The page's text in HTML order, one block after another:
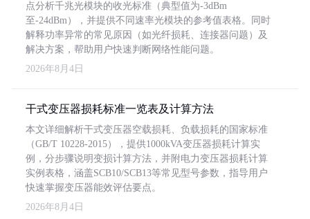
点分析千兆光模块的收光标准（典型值为-3dBm
至-24dBm），并提供不同速率光模块的参考值表格。同时
解释功率异常的常见原因（如光纤损耗、连接器问题）及
解决方案，帮助用户快速判断网络性能问题。
2026年8月4日
干式变压器损耗标准一览表及计算方法
本文详细解析干式变压器空载损耗、负载损耗的国家标准
（GB/T 10228-2015），提供1000kVA变压器损耗计算实
例，分步骤说明变损计算方法，并附电力变压器损耗计算
实例表格，涵盖SCB10/SCB13等常见型号参数，指导用户
快速掌握变压器能效评估要点。
2026年8月4日